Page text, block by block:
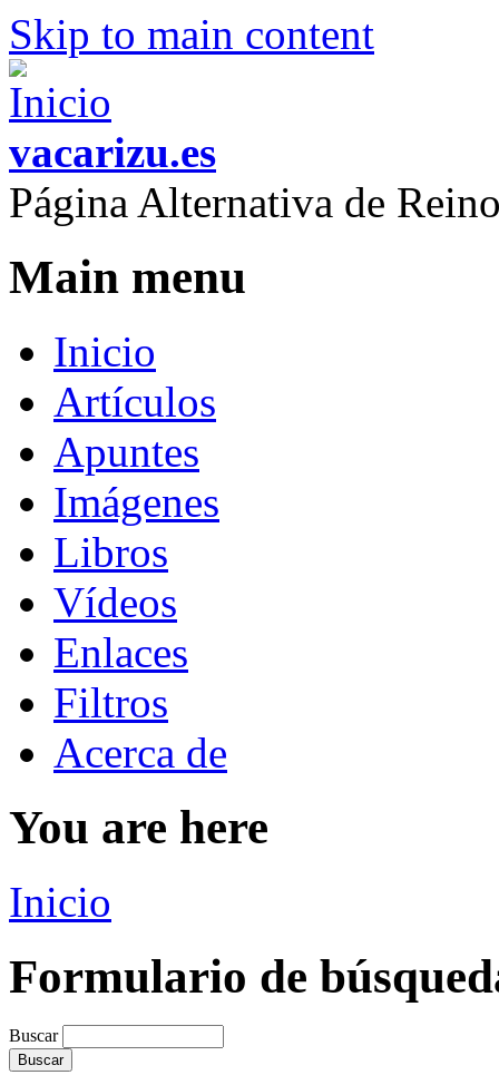
Skip to main content
vacarizu.es
Página Alternativa de
Main menu
Inicio
Artículos
Apuntes
Imágenes
Libros
Vídeos
Enlaces
Filtros
Acerca de
You are here
Inicio
Formulario de
Buscar